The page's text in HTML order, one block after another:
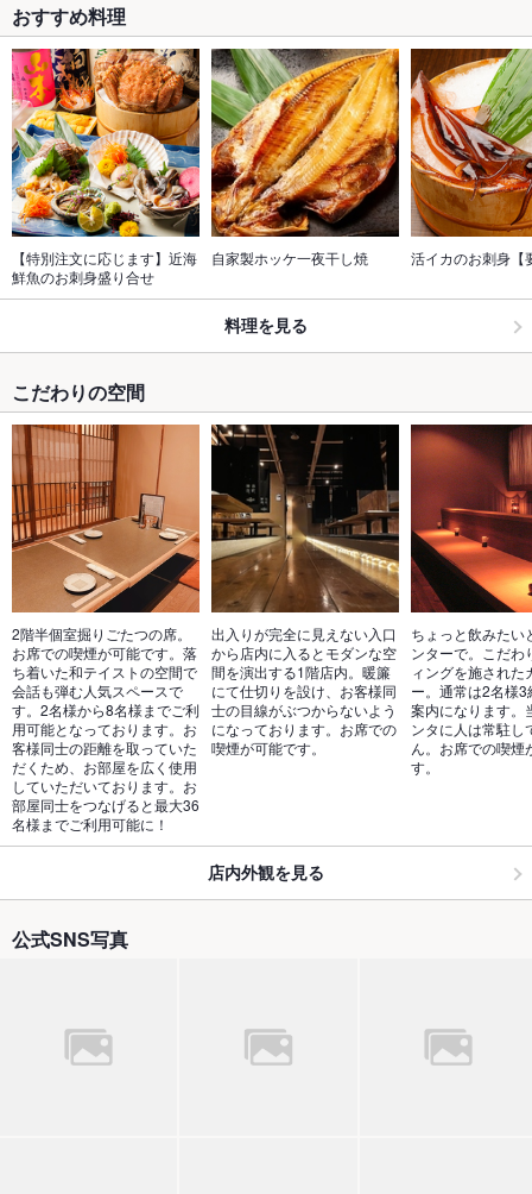
おすすめ料理
【特別注文に応じます】近海
鮮魚のお刺身盛り合せ
自家製ホッケ一夜干し焼 活イカのお刺身【
料理を見る
こだわりの空間
2階半個室掘りごたつの席。
お席での喫煙が可能です。落
ち着いた和テイストの空間で
会話も弾む人気スペースで
す。2名様から8名様までご利
用可能となっております。お
客様同士の距離を取っていた
だくため、お部屋を広く使用
していただいております。お
部屋同士をつなげると最大36
名様までご利用可能に！
出入りが完全に見えない入口
から店内に入るとモダンな空
間を演出する1階店内。暖簾
にて仕切りを設け、お客様同
士の目線がぶつからないよう
になっております。お席での
喫煙が可能です。
ちょっと飲みたい
ンターで。こだわ
ィングを施された
ー。通常は2名様
案内になります。
ンタに人は常駐し
ん。お席での喫煙
す。
店内外観を見る
公式SNS写真